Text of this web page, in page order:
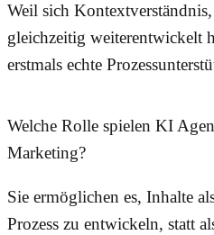
Weil sich
gleichzeitig weiterentwickelt
erstmals echte
Welche Rolle spielen KI
Marketing?
Sie ermöglichen es, Inhalte
Prozess zu entwickeln, statt